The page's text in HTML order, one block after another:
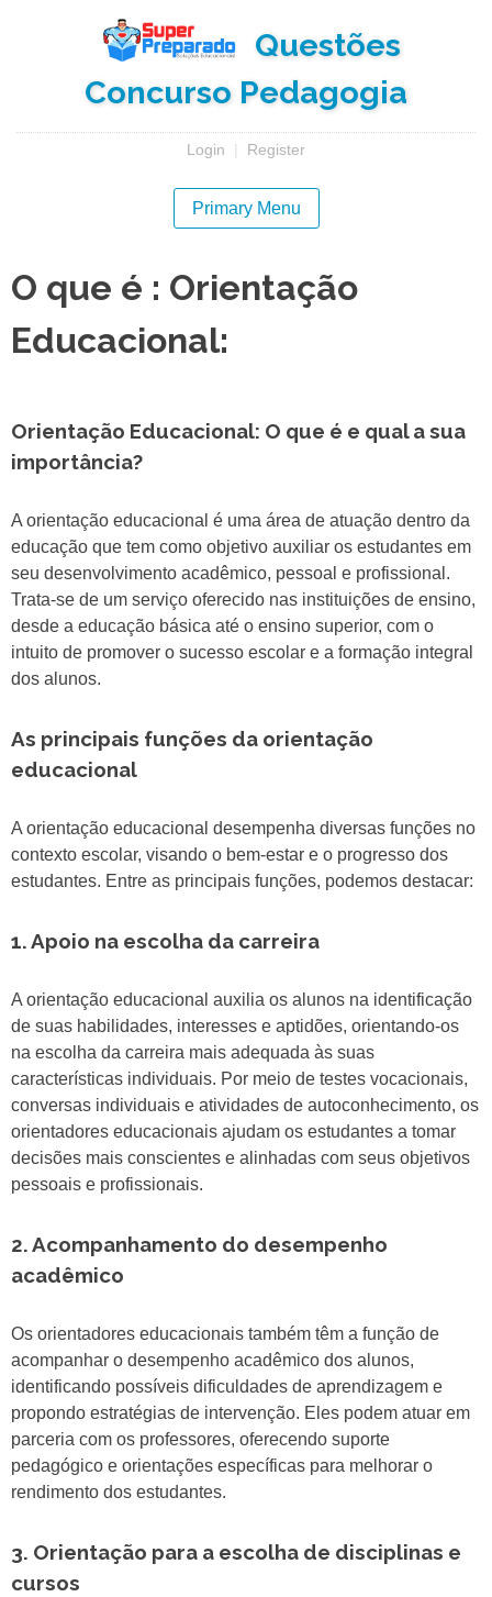
Questões
Concurso Pedagogia
Login | Register
Primary Menu
O que é : Orientação
Educacional:
Orientação Educacional: O que é e qual a sua
importância?
A orientação educacional é uma área de atuação dentro da
educação que tem como objetivo auxiliar os estudantes em
seu desenvolvimento acadêmico, pessoal e profissional.
Trata-se de um serviço oferecido nas instituições de ensino,
desde a educação básica até o ensino superior, com o
intuito de promover o sucesso escolar e a formação integral
dos alunos.
As principais funções da orientação
educacional
A orientação educacional desempenha diversas funções no
contexto escolar, visando o bem-estar e o progresso dos
estudantes. Entre as principais funções, podemos destacar:
1. Apoio na escolha da carreira
A orientação educacional auxilia os alunos na identificação
de suas habilidades, interesses e aptidões, orientando-os
na escolha da carreira mais adequada às suas
características individuais. Por meio de testes vocacionais,
conversas individuais e atividades de autoconhecimento, os
orientadores educacionais ajudam os estudantes a tomar
decisões mais conscientes e alinhadas com seus objetivos
pessoais e profissionais.
2. Acompanhamento do desempenho
acadêmico
Os orientadores educacionais também têm a função de
acompanhar o desempenho acadêmico dos alunos,
identificando possíveis dificuldades de aprendizagem e
propondo estratégias de intervenção. Eles podem atuar em
parceria com os professores, oferecendo suporte
pedagógico e orientações específicas para melhorar o
rendimento dos estudantes.
3. Orientação para a escolha de disciplinas e
cursos